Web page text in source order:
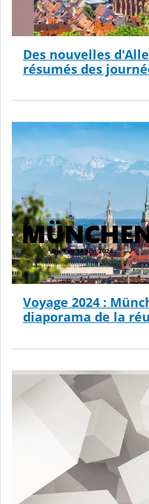
Des nouvelles
résumés des
Voyage 2024 :
diaporama de la